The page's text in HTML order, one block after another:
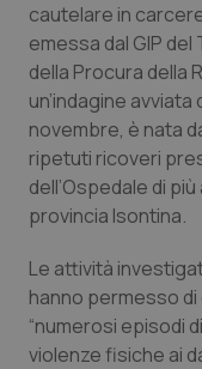
Basilicata
Calabria
Campania
Emilia-
Friuli
Lazio
Artrite &
Asma & BPCO
Car-T
Colesterolo
Dermatite
Diabete &
QS Club
cautelare in
emessa dal GIP
della Procura della
un’indagine
novembre, è nata
ripetuti ricoveri
dell’Ospedale di
provincia Isontina.
Le attività
hanno permesso
“numerosi episodi
violenze fisiche ai